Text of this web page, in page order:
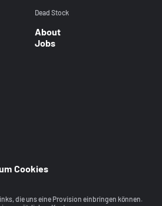
Dead Stock
About
Jobs
Cookies
die uns eine Provision einbringen können.